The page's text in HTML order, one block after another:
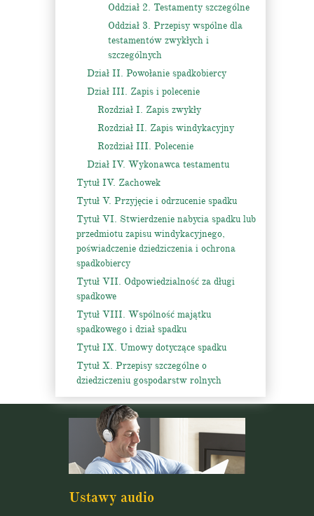
Oddział 2. Testamenty szczególne
Oddział 3. Przepisy wspólne dla
testamentów zwykłych i
szczególnych
Dział II. Powołanie spadkobiercy
Dział III. Zapis i polecenie
Rozdział I. Zapis zwykły
Rozdział II. Zapis windykacyjny
Rozdział III. Polecenie
Dział IV. Wykonawca testamentu
Tytuł IV. Zachowek
Tytuł V. Przyjęcie i odrzucenie spadku
Tytuł VI. Stwierdzenie nabycia spadku lub
przedmiotu zapisu windykacyjnego,
poświadczenie dziedziczenia i ochrona
spadkobiercy
Tytuł VII. Odpowiedzialność za długi
spadkowe
Tytuł VIII. Wspólność majątku
spadkowego i dział spadku
Tytuł IX. Umowy dotyczące spadku
Tytuł X. Przepisy szczególne o
dziedziczeniu gospodarstw rolnych
Ustawy audio